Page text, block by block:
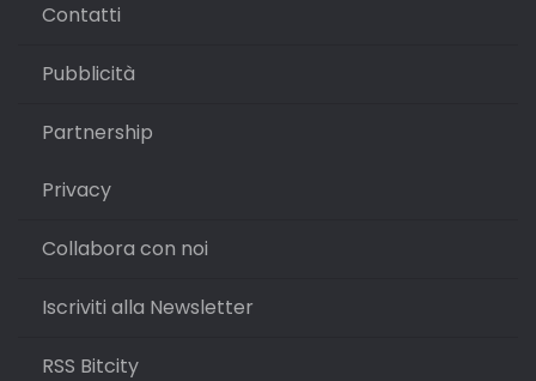
Contatti
Pubblicità
Partnership
Privacy
Collabora con noi
Iscriviti alla Newsletter
RSS Bitcity